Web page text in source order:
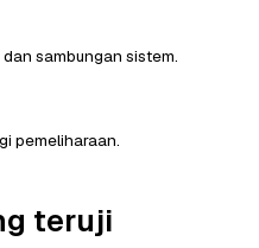
sambungan sistem.
pemeliharaan.
teruji